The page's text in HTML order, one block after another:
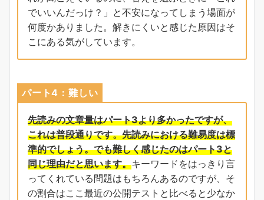
でいいんだっけ？」と不安になってしまう場面が
何度かありました。解きにくいと感じた原因はそ
こにある気がしています。
パート4：難しい
先読みの文章量はパート3より多かったですが、
これは普段通りです。先読みにおける難易度は標
準的でしょう。でも難しく感じたのはパート3と
同じ理由だと思います。キーワードをはっきり言
ってくれている問題はもちろんあるのですが、そ
の割合はここ最近の公開テストと比べると少なか